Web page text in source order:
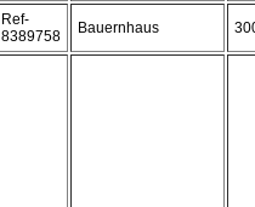
Ref-
8389758
Bauernhaus